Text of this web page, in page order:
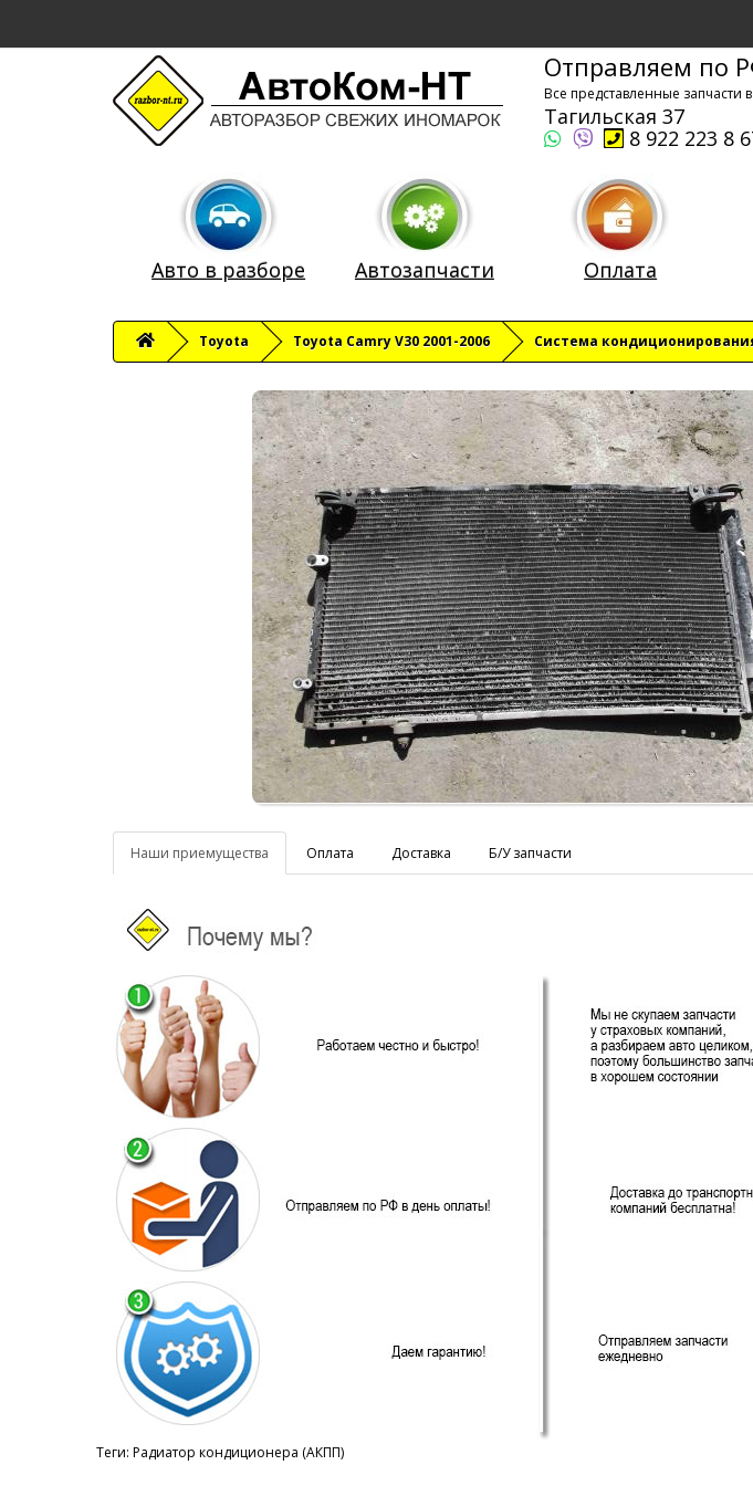
Отправляем по
Все представленные запчасти
Тагильская 37
8 922 223 8
Авто в разборе Автозапчасти Оплата
Toyota Toyota Camry V30 2001-2006 Система
Наши приемущества Оплата Доставка Б/У запчасти
Теги: Радиатор кондиционера (АКПП)